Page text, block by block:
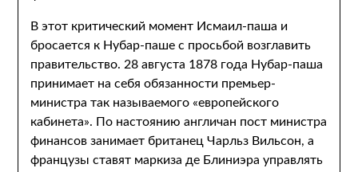
В этот критический момент Исмаил-паша и
бросается к Нубар-паше с просьбой возглавить
правительство. 28 августа 1878 года Нубар-паша
принимает на себя обязанности премьер-
министра так называемого «европейского
кабинета». По настоянию англичан пост министра
финансов занимает британец Чарльз Вильсон, а
французы ставят маркиза де Блиниэра управлять